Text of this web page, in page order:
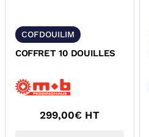
COFDOUILIM
COFFRET 10 DOUILLES
299,00€ HT